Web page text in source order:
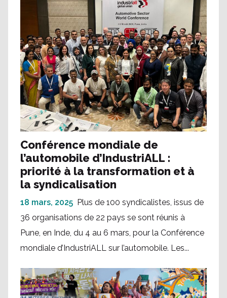
Conférence mondiale de
l’automobile d’IndustriALL :
priorité à la transformation et à
la syndicalisation
18 mars, 2025 Plus de 100 syndicalistes, issus de
36 organisations de 22 pays se sont réunis à
Pune, en Inde, du 4 au 6 mars, pour la Conférence
mondiale d’IndustriALL sur l’automobile. Les...